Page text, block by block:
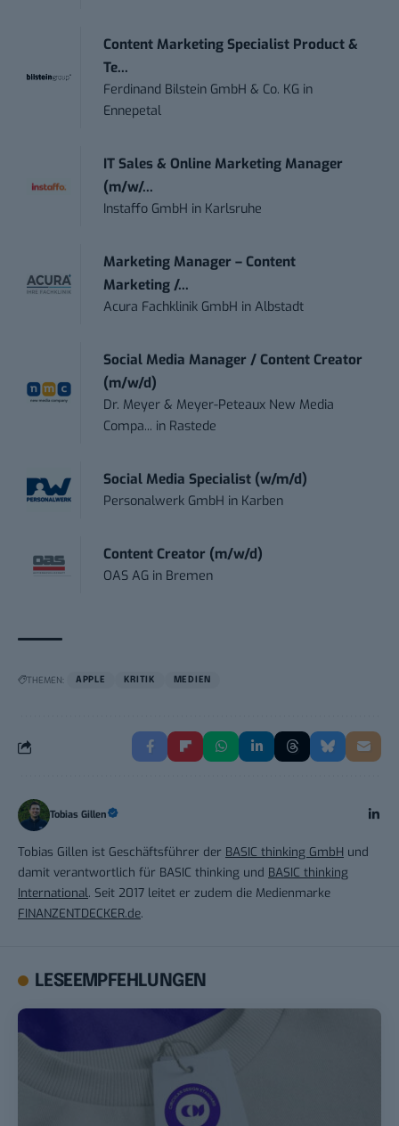
Content Marketing Specialist Product &
Te...
Ferdinand Bilstein GmbH & Co. KG in
Ennepetal
IT Sales & Online Marketing Manager
(m/w/...
Instaffo GmbH in Karlsruhe
Marketing Manager – Content
Marketing /...
Acura Fachklinik GmbH inAlbstadt
Social Media Manager / Content Creator
(m/w/d)
Dr. Meyer & Meyer-Peteaux New Media
Compa... in Rastede
Social Media Specialist (w/m/d)
Personalwerk GmbH in Karben
Content Creator (m/w/d)
OAS AG in Bremen
THEMEN: APPLE KRITIK MEDIEN
Tobias Gillen
Tobias Gillen ist Geschäftsführer der BASIC thinking GmbH und
damit verantwortlich für BASIC thinking und BASIC thinking
International. Seit 2017 leitet er zudem die Medienmarke
FINANZENTDECKER.de.
LESEEMPFEHLUNGEN